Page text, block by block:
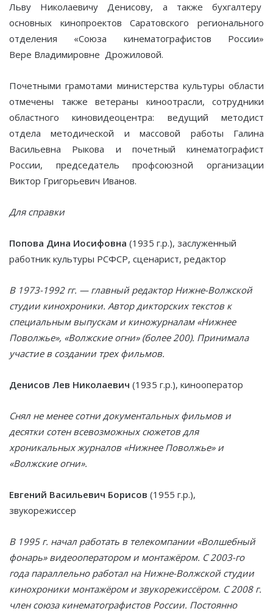
Льву Николаевичу Денисову, а также бухгалтеру
основных кинопроектов Саратовского регионального
отделения «Союза кинематографистов России»
Вере Владимировне Дрожиловой.
Почетными грамотами министерства культуры области
отмечены также ветераны киноотрасли, сотрудники
областного киновидеоцентра: ведущий методист
отдела методической и массовой работы Галина
Васильевна Рыкова и почетный кинематографист
России, председатель профсоюзной организации
Виктор Григорьевич Иванов.
Для справки
Попова Дина Иосифовна (1935 г.р.), заслуженный
работник культуры РСФСР, сценарист, редактор
В 1973-1992 гг. — главный редактор Нижне-Волжской
студии кинохроники. Автор дикторских текстов к
специальным выпускам и киножурналам «Нижнее
Поволжье», «Волжские огни» (более 200). Принимала
участие в создании трех фильмов.
Денисов Лев Николаевич (1935 г.р.), кинооператор
Снял не менее сотни документальных фильмов и
десятки сотен всевозможных сюжетов для
хроникальных журналов «Нижнее Поволжье» и
«Волжские огни».
Евгений Васильевич Борисов (1955 г.р.),
звукорежиссер
В 1995 г. начал работать в телекомпании «Волшебный
фонарь» видеооператором и монтажёром. С 2003-го
года параллельно работал на Нижне-Волжской студии
кинохроники монтажёром и звукорежиссёром. С 2008 г.
член союза кинематографистов России. Постоянно